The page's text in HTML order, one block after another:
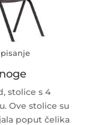
stolice s 4
Ove stolice su
poput čelika